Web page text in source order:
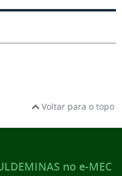
Voltar para o topo
no e-MEC